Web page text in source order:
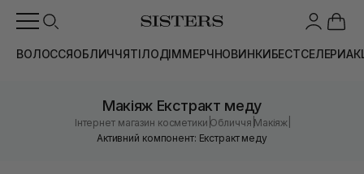
ВОЛОССЯОБЛИЧЧЯТІЛОДІММЕРЧНОВИНКИБЕСТСЕЛЕРИ
Макіяж Екстракт меду
Інтернет магазин косметики |Обличчя |Макіяж
Активний компонент: Екстракт меду